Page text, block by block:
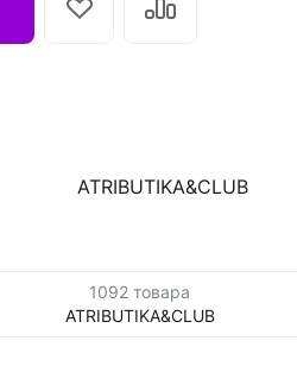
ATRIBUTIKA&CLUB
1092 товара
ATRIBUTIKA&CLUB